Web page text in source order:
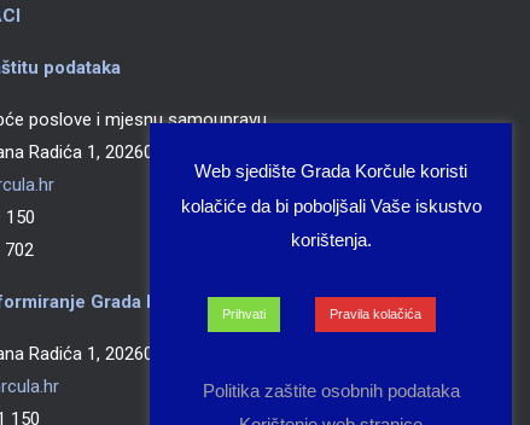
podataka
poslove i mjesnu samoupravu
Radića 1, 20260 Korčula
Grada Korčule
Radića 1, 20260 Korčula
Web sjedište Grada Korčule koristi
kolačiće da bi poboljšali Vaše iskustvo
korištenja.
Prihvati Pravila kolačića
Politika zaštite osobnih podataka